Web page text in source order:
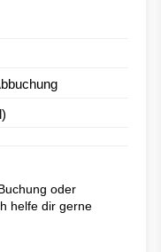
oder
helfe dir gerne